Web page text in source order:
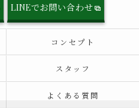
LINEでお問い合わせ
コンセプト
スタッフ
よくある質問